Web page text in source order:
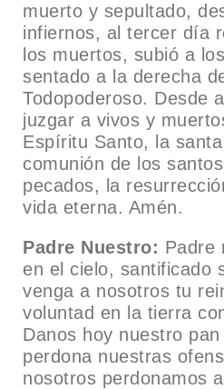
muerto y sepultado,
infiernos, al tercer día
los muertos, subió a
sentado a la derecha
Todopoderoso. Desde
juzgar a vivos y
Espíritu Santo, la
comunión de los
pecados, la
vida eterna. Amén.
Padre Nuestro: Padre
en el cielo, santificado
venga a nosotros tu
voluntad en la tierra
Danos hoy nuestro
perdona nuestras
nosotros perdonamos